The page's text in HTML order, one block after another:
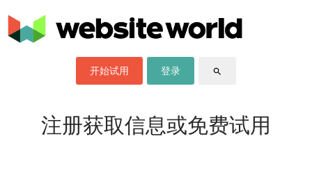
开始试用 登录 search
注册获取信息或免费试用